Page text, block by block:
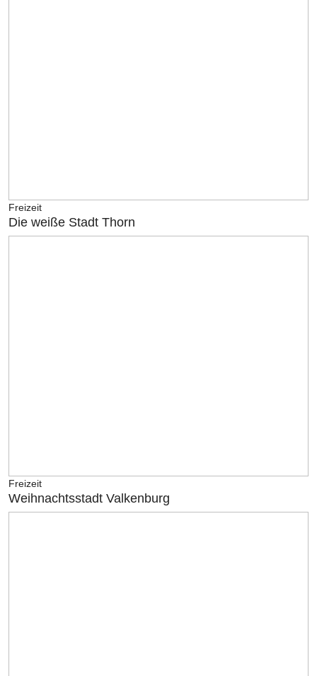
Freizeit
Die weiße Stadt Thorn
Freizeit
Weihnachtsstadt Valkenburg